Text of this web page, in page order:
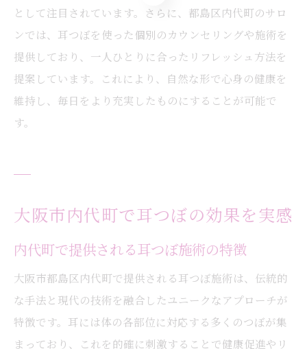
として注目されています。さらに、都島区内代町のサロ
ンでは、耳つぼを使った個別のカウンセリングや施術を
提供しており、一人ひとりに合ったリフレッシュ方法を
提案しています。これにより、自然な形で心身の健康を
維持し、毎日をより充実したものにすることが可能で
す。
大阪市内代町で耳つぼの効果を実感
内代町で提供される耳つぼ施術の特徴
大阪市都島区内代町で提供される耳つぼ施術は、伝統的
な手法と現代の技術を融合したユニークなアプローチが
特徴です。耳には体の各部位に対応する多くのつぼが集
まっており、これを的確に刺激することで健康促進やリ